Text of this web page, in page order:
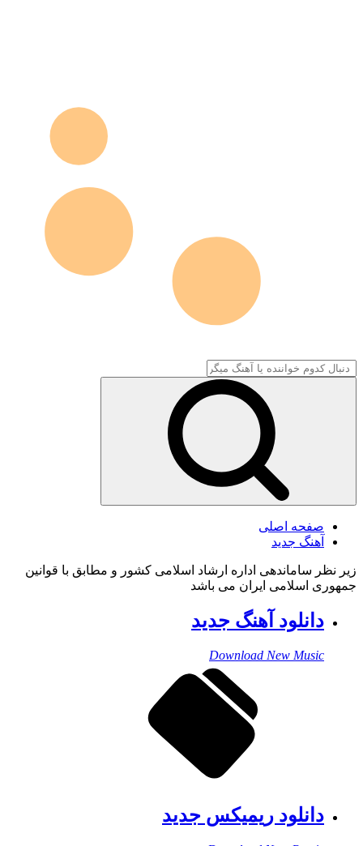
صفحه اصلی
آهنگ جدید
زیر نظر ساماندهی اداره ارشاد اسلامی کشور و مطابق با قوانین
جمهوری اسلامی ایران می باشد
دانلود آهنگ جدید
Download New Music
دانلود ریمیکس جدید